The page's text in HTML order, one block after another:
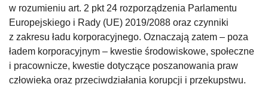
w rozumieniu art. 2 pkt 24 rozporządzenia Parlamentu
Europejskiego i Rady (UE) 2019/2088 oraz czynniki
z zakresu ładu korporacyjnego. Oznaczają zatem – poza
ładem korporacyjnym – kwestie środowiskowe, społeczne
i pracownicze, kwestie dotyczące poszanowania praw
człowieka oraz przeciwdziałania korupcji i przekupstwu.